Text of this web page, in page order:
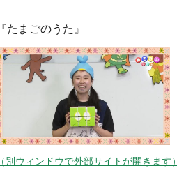
『たまごのうた』
（別ウィンドウで外部サイトが開きます）